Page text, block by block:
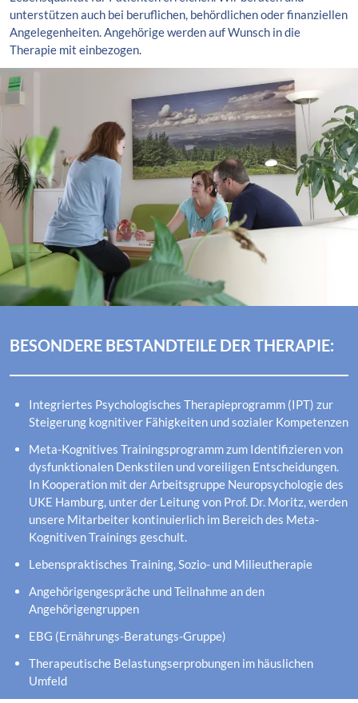
unterstützen auch bei beruflichen, behördlichen oder finanziellen
Angelegenheiten. Angehörige werden auf Wunsch in die
Therapie mit einbezogen.
BESONDERE BESTANDTEILE DER THERAPIE:
Integriertes Psychologisches Therapieprogramm (IPT) zur
Steigerung kognitiver Fähigkeiten und sozialer Kompetenzen
Meta-Kognitives Trainingsprogramm zum Identifizieren von
dysfunktionalen Denkstilen und voreiligen Entscheidungen.
In Kooperation mit der Arbeitsgruppe Neuropsychologie des
UKE Hamburg, unter der Leitung von Prof. Dr. Moritz, werden
unsere Mitarbeiter kontinuierlich im Bereich des Meta-
Kognitiven Trainings geschult.
Lebenspraktisches Training, Sozio- und Milieutherapie
Angehörigengespräche und Teilnahme an den
Angehörigengruppen
EBG (Ernährungs-Beratungs-Gruppe)
Therapeutische Belastungserprobungen im häuslichen
Umfeld